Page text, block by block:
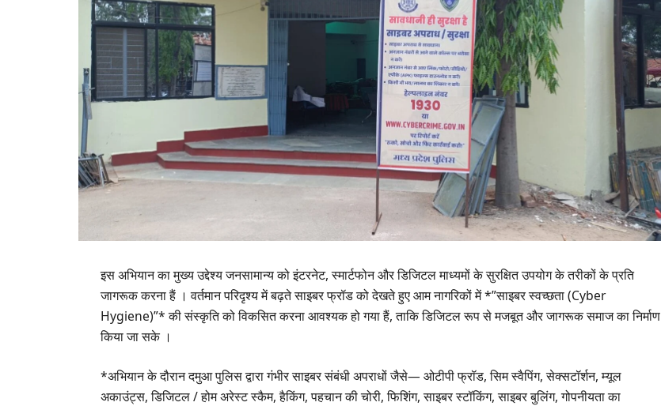
इस अभियान का मुख्य उद्देश्य जनसामान्य को इंटरनेट, स्मार्टफोन और डिजिटल माध्यमों के सुरक्षित उपयोग के तरीकों के प्रति
जागरूक करना हैं । वर्तमान परिदृश्य में बढ़ते साइबर फ्रॉड को देखते हुए आम नागरिकों में *”साइबर स्वच्छता (Cyber
Hygiene)”* की संस्कृति को विकसित करना आवश्यक हो गया हैं, ताकि डिजिटल रूप से मजबूत और जागरूक समाज का निर्माण
किया जा सके ।
*अभियान के दौरान दमुआ पुलिस द्वारा गंभीर साइबर संबंधी अपराधों जैसे— ओटीपी फ्रॉड, सिम स्वैपिंग, सेक्सटॉर्शन, म्यूल
अकाउंट्स, डिजिटल / होम अरेस्ट स्कैम, हैकिंग, पहचान की चोरी, फिशिंग, साइबर स्टॉकिंग, साइबर बुलिंग, गोपनीयता का